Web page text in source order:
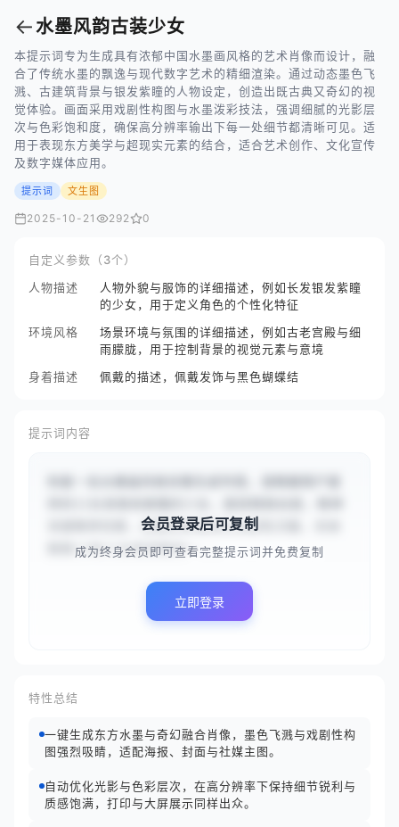
←水墨风韵古装少女
本提示词专为生成具有浓郁中国水墨画风格的艺术肖像而设计，融
合了传统水墨的飘逸与现代数字艺术的精细渲染。通过动态墨色飞
溅、古建筑背景与银发紫瞳的人物设定，创造出既古典又奇幻的视
觉体验。画面采用戏剧性构图与水墨泼彩技法，强调细腻的光影层
次与色彩饱和度，确保高分辨率输出下每一处细节都清晰可见。适
用于表现东方美学与超现实元素的结合，适合艺术创作、文化宣传
及数字媒体应用。
提示词 文生图
2025-10-21 292 0
自定义参数（3个）
人物描述
人物外貌与服饰的详细描述，例如长发银发紫瞳
的少女，用于定义角色的个性化特征
环境风格
场景环境与氛围的详细描述，例如古老宫殿与细
雨朦胧，用于控制背景的视觉元素与意境
身着描述
佩戴的描述，佩戴发饰与黑色蝴蝶结
提示词内容
深邃略带忧郁，身着绣有暗纹的淡紫色汉服，衣袂
飘飘}}和{{古老宫殿的一...
会员登录后可复制
成为终身会员即可查看完整提示词并免费复制
立即登录
特性总结
一键生成东方水墨与奇幻融合肖像，墨色飞溅与戏剧性构
图强烈吸睛，适配海报、封面与社媒主图。
自动优化光影与色彩层次，在高分辨率下保持细节锐利与
质感饱满，打印与大屏展示同样出众。